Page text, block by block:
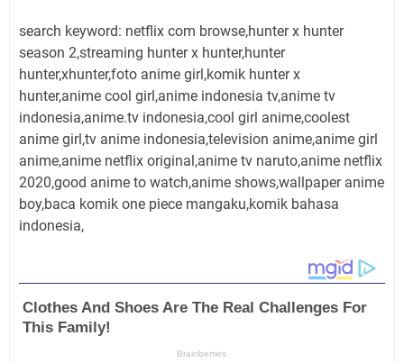
search keyword: netflix com browse,hunter x hunter
season 2,streaming hunter x hunter,hunter
hunter,xhunter,foto anime girl,komik hunter x
hunter,anime cool girl,anime indonesia tv,anime tv
indonesia,anime.tv indonesia,cool girl anime,coolest
anime girl,tv anime indonesia,television anime,anime girl
anime,anime netflix original,anime tv naruto,anime netflix
2020,good anime to watch,anime shows,wallpaper anime
boy,baca komik one piece mangaku,komik bahasa
indonesia,